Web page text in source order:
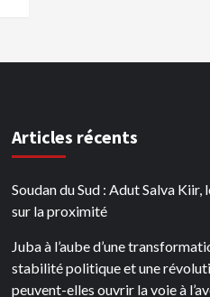
Articles récents
Soudan du Sud : Adut Salva Kiir,
sur la proximité
Juba à l’aube d’une
stabilité politique et une
peuvent-elles ouvrir la voie à